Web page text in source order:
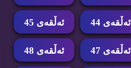
ئه‌ڵقه‌ی 44 ئه‌ڵقه‌ی 45
ئه‌ڵقه‌ی 47 ئه‌ڵقه‌ی 48